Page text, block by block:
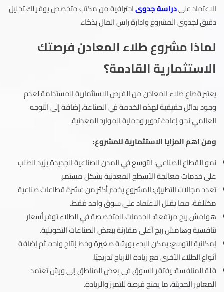
الاعتماد علىدراسة جدوىاحترافية من مكتب متخصص يوفر لك تحليل
دقيق لجدوى المشروع وادارة راس المال بذكاء.
لماذا مشروع طلاء المعادن فرصتك
الاستثمارية القادمة؟
يعتبر قطاع طلاء المعادن من الفرص الاستثمارية المستدامة لعدم
وجود بدائل حقيقية لهذه الخدمة في الصناعة، إضافة إلى التوجه
العالمي نحو إعادة تدوير وحماية الموارد المعدنية.
ومن اهم المزايا الاستثمارية للمشروع:
نمو القطاع الصناعي: التوسع في المدن الصناعية الجديدة يزيد الطلب
على خدمات معالجة الأسطح المعدنية بشكل مستمر.
تعدد مجالات التطبيق: المشروع يخدم أكثر من عشرة قطاعات صناعية
مختلفة، مما يقلل الاعتماد على سوق واحد فقط.
هوامش ربح مرتفعة: الخدمات المتخصصة في الطلاء توفر أسعار
تنافسية وهامش ربح أعلى مقارنة ببعض الصناعات التحويلية.
إمكانية التوسع: يمكن البدء بورشة صغيرة وخط إنتاج واحد، ثم إضافة
أنواع الطلاء الأخرى مع زيادة الأرباح تدريجيًا.
قلة المنافسة: يفتقر السوق في بعض المناطق إلى ورش تعتمد
المعايير الحديثة، ما يمنح فرصة للتميز والريادة.